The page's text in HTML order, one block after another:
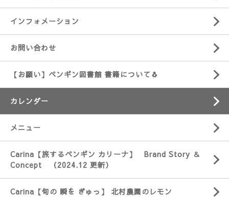
インフォメーション
お問い合わせ
【お願い】ペンギン図書館 書籍について🐧
カレンダー
メニュー
Carina【旅するペンギン カリーナ】 Brand Story ＆
Concept （2024.12 更新）
Carina【旬の 瞬を ぎゅっ】 北村農園のレモン